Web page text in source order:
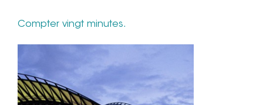
Compter vingt minutes.